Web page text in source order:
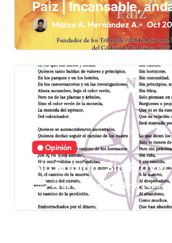
Paiz | Incansable,
luchón.
Marco A. Hernández A. Oct
Opinión
Sin Rumbo, Sin
Área de Prensa Abr 9, 2025